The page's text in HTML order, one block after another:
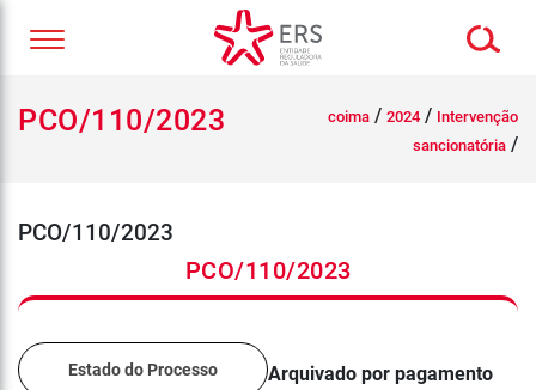
PCO/110/2023 coima / 2024 / Intervenção
sancionatória /
PCO/110/2023
PCO/110/2023
Estado do Processo
Arquivado por pagamento